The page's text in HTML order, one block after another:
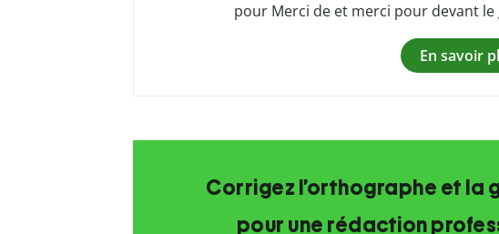
pour Merci de et merci pour devant
En savoir
Corrigez l’orthographe et la
pour une rédaction